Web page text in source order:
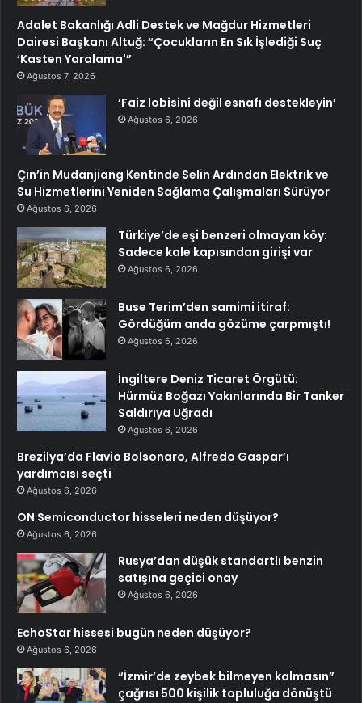
Adalet Bakanlığı Adli Destek ve Mağdur Hizmetleri
Dairesi Başkanı Altuğ: “Çocukların En Sık İşlediği Suç
‘Kasten Yaralama'”
Ağustos 7, 2026
‘Faiz lobisini değil esnafı destekleyin’
Ağustos 6, 2026
Çin’in Mudanjiang Kentinde Selin Ardından Elektrik ve
Su Hizmetlerini Yeniden Sağlama Çalışmaları Sürüyor
Ağustos 6, 2026
Türkiye’de eşi benzeri olmayan köy:
Sadece kale kapısından girişi var
Ağustos 6, 2026
Buse Terim’den samimi itiraf:
Gördüğüm anda gözüme çarpmıştı!
Ağustos 6, 2026
İngiltere Deniz Ticaret Örgütü:
Hürmüz Boğazı Yakınlarında Bir Tanker
Saldırıya Uğradı
Ağustos 6, 2026
Brezilya’da Flavio Bolsonaro, Alfredo Gaspar’ı
yardımcısı seçti
Ağustos 6, 2026
ON Semiconductor hisseleri neden düşüyor?
Ağustos 6, 2026
Rusya’dan düşük standartlı benzin
satışına geçici onay
Ağustos 6, 2026
EchoStar hissesi bugün neden düşüyor?
Ağustos 6, 2026
“İzmir’de zeybek bilmeyen kalmasın”
çağrısı 500 kişilik topluluğa dönüştü